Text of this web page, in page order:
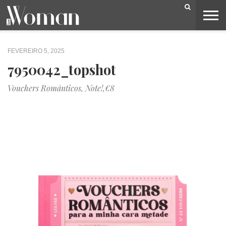
BELEZA
CAPA
LIFESTYLE
MODA
OPINIÃO
PESSOAS
SOCIEDADE
VIDEOS
FEVEREIRO 5, 2025
7950042_topshot
Vouchers Românticos, Note!,€8